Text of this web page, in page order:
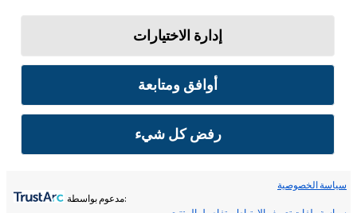
إدارة الاختيارات
أوافق ومتابعة
رفض كل شيء
سياسة الخصوصية
:مدعوم بواسطة